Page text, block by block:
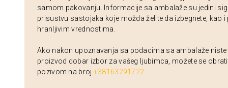
samom pakovanju. Informacije sa ambalaže su jedini
prisustvu sastojaka koje možda želite da izbegnete, kao
hranljivim vrednostima.
Ako nakon upoznavanja sa podacima sa ambalaže niste
proizvod dobar izbor za vašeg ljubimca, možete se
pozivom na broj +38163291722